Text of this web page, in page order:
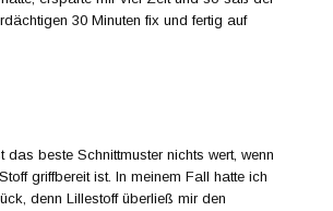
30 Minuten fix und fertig auf
das beste Schnittmuster nichts wert, wenn
griffbereit ist. In meinem Fall hatte ich
denn Lillestoff überließ mir den